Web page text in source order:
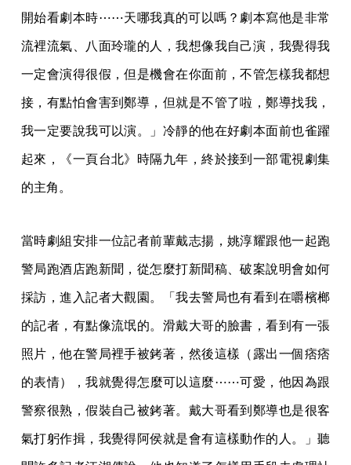
開始看劇本時⋯⋯天哪我真的可以嗎？劇本寫他是非常
流裡流氣、八面玲瓏的人，我想像我自己演，我覺得我
一定會演得很假，但是機會在你面前，不管怎樣我都想
接，有點怕會害到鄭導，但就是不管了啦，鄭導找我，
我一定要說我可以演。」冷靜的他在好劇本面前也雀躍
起來，《一頁台北》時隔九年，終於接到一部電視劇集
的主角。
當時劇組安排一位記者前輩戴志揚，姚淳耀跟他一起跑
警局跑酒店跑新聞，從怎麼打新聞稿、破案說明會如何
採訪，進入記者大觀園。「我去警局也有看到在嚼檳榔
的記者，有點像流氓的。滑戴大哥的臉書，看到有一張
照片，他在警局裡手被銬著，然後這樣（露出一個痞痞
的表情），我就覺得怎麼可以這麼⋯⋯可愛，他因為跟
警察很熟，假裝自己被銬著。戴大哥看到鄭導也是很客
氣打躬作揖，我覺得阿侯就是會有這樣動作的人。」聽